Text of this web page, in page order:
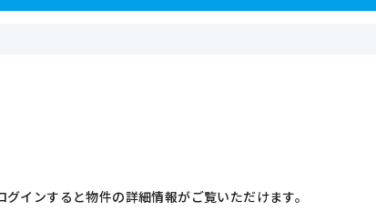
インすると物件の詳細情報がご覧いただけます。